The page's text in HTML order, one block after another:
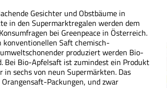
Gesichter und Obstbäume in
in den Supermarktregalen werden dem
bei Greenpeace in Österreich.
Saft chemisch-
produziert werden Bio-
Bei Bio-Apfelsaft ist zumindest ein Produkt
sechs von neun Supermärkten. Das
Packungen, und zwar